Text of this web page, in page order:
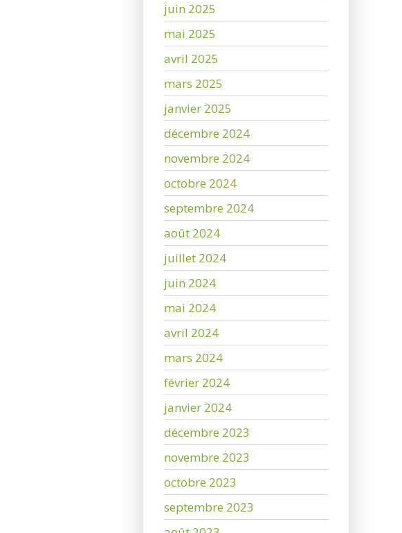
juin 2025
mai 2025
avril 2025
mars 2025
janvier 2025
décembre 2024
novembre 2024
octobre 2024
septembre 2024
août 2024
juillet 2024
juin 2024
mai 2024
avril 2024
mars 2024
février 2024
janvier 2024
décembre 2023
novembre 2023
octobre 2023
septembre 2023